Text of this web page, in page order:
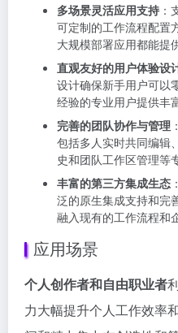
多场景灵活应用支持 ：
可定制的工作流程配置
大规模部署应用都能提
直观友好的用户体验设
设计确保新手用户可以
经验的专业用户提供丰
完善的团队协作与管理
包括多人实时共同编辑
史和团队工作区管理等
丰富的第三方集成生态
泛的原生集成支持和完
融入现有的工作流程和
应用场景
个人创作者和自由职业者
力大幅提升个人工作效率